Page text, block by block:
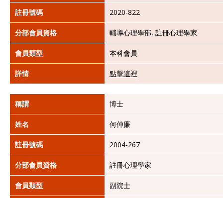
註冊號碼 2020-822
分部會員資格 輔導心理學部, 註冊心理學家
會員類型 本科會員
詳情 點擊這裡
稱謂 博士
姓名 何仲廉
註冊號碼 2004-267
分部會員資格 註冊心理學家
會員類型 副院士